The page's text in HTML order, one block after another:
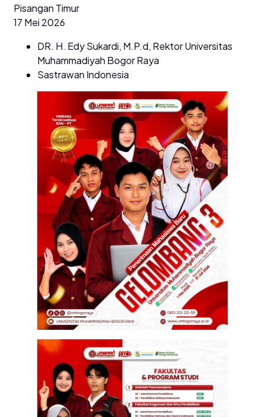
Pisangan Timur
17 Mei 2026
DR. H. Edy Sukardi, M.P.d, Rektor Universitas
Muhammadiyah Bogor Raya
Sastrawan Indonesia